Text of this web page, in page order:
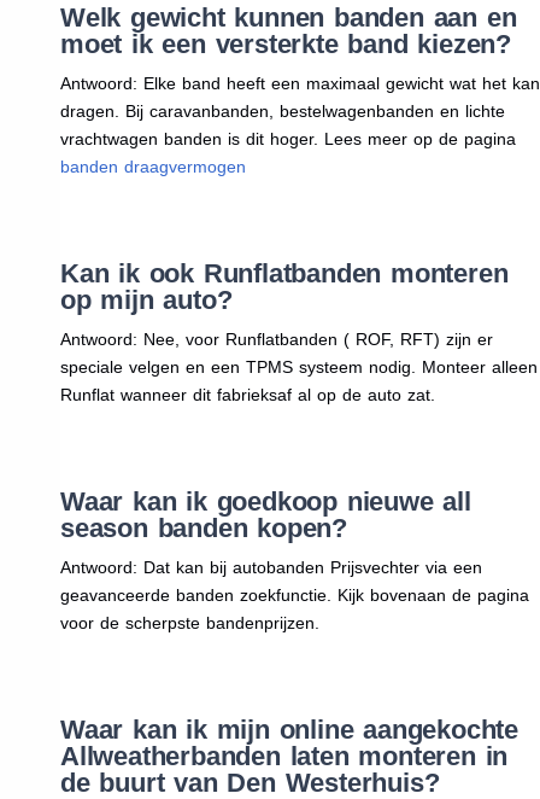
Welk gewicht kunnen banden aan en
moet ik een versterkte band kiezen?
Antwoord: Elke band heeft een maximaal gewicht wat het kan
dragen. Bij caravanbanden, bestelwagenbanden en lichte
vrachtwagen banden is dit hoger. Lees meer op de pagina
banden draagvermogen
Kan ik ook Runflatbanden monteren
op mijn auto?
Antwoord: Nee, voor Runflatbanden ( ROF, RFT) zijn er
speciale velgen en een TPMS systeem nodig. Monteer alleen
Runflat wanneer dit fabrieksaf al op de auto zat.
Waar kan ik goedkoop nieuwe all
season banden kopen?
Antwoord: Dat kan bij autobanden Prijsvechter via een
geavanceerde banden zoekfunctie. Kijk bovenaan de pagina
voor de scherpste bandenprijzen.
Waar kan ik mijn online aangekochte
Allweatherbanden laten monteren in
de buurt van Den Westerhuis?